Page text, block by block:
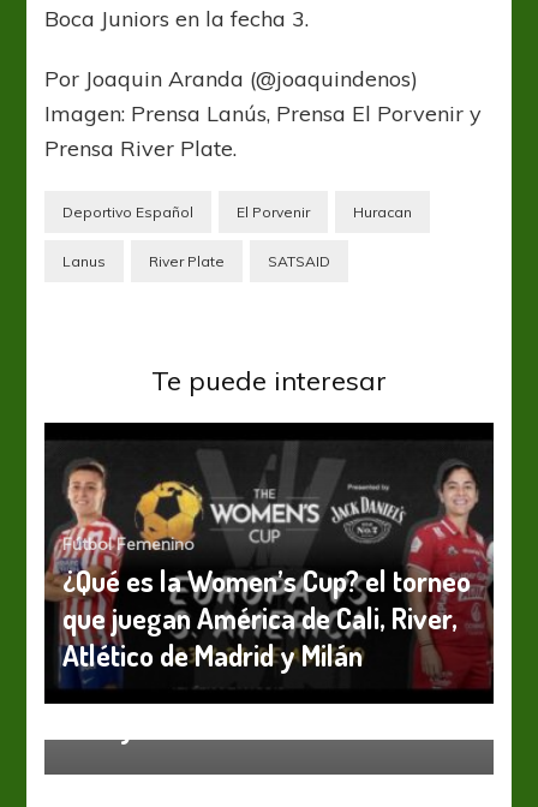
Boca Juniors en la fecha 3.
Por Joaquin Aranda (@joaquindenos)
Imagen: Prensa Lanús, Prensa El Porvenir y
Prensa River Plate.
Deportivo Español El Porvenir Huracan
Lanus River Plate SATSAID
Te puede interesar
Fútbol Femenino
¿Qué es la Women’s Cup? el torneo
que juegan América de Cali, River,
Atlético de Madrid y Milán
Fútbol Femenino